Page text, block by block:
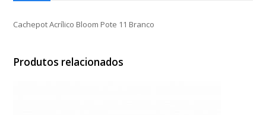
Cachepot Acrílico Bloom Pote 11 Branco
Produtos relacionados